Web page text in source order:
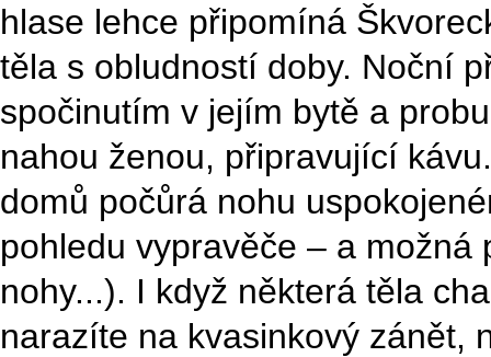
hlase lehce připomíná
těla s obludností doby. Noční
spočinutím v jejím bytě a
nahou ženou, připravující
domů počůrá nohu
pohledu vypravěče – a
nohy...). I když některá těla
narazíte na kvasinkový zánět,